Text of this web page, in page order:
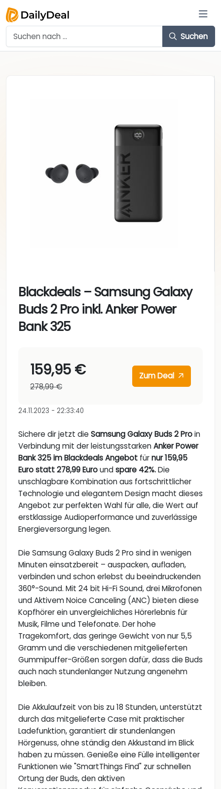
Suchen
Blackdeals – Samsung Galaxy
Buds 2 Pro inkl. Anker Power
Bank 325
159,95 €
278,99 €
Zum Deal
24.11.2023 - 22:33:40
Sichere dir jetzt die Samsung Galaxy Buds 2 Proin
Verbindung mit der leistungsstarkenAnker Power
Bank 325 im Blackdeals Angebot fürnur 159,95
Euro statt 278,99 Euroundspare 42%.Die
unschlagbare Kombination aus fortschrittlicher
Technologie und elegantem Design macht dieses
Angebot zur perfekten Wahl für alle, die Wert auf
erstklassige Audioperformance und zuverlässige
Energieversorgung legen.
Die Samsung Galaxy Buds 2 Pro sind in wenigen
Minuten einsatzbereit – auspacken, aufladen,
verbinden und schon erlebst du beeindruckenden
360°-Sound. Mit 24 bit Hi-Fi Sound, drei Mikrofonen
und Aktivem Noice Canceling (ANC) bieten diese
Kopfhörer ein unvergleichliches Hörerlebnis für
Musik, Filme und Telefonate. Der hohe
Tragekomfort, das geringe Gewicht von nur 5,5
Gramm und die verschiedenen mitgelieferten
Gummipuffer-Größen sorgen dafür, dass die Buds
auch nach stundenlanger Nutzung angenehm
bleiben.
Die Akkulaufzeit von bis zu 18 Stunden, unterstützt
durch das mitgelieferte Case mit praktischer
Ladefunktion, garantiert dir stundenlangen
Hörgenuss, ohne ständig den Akkustand im Blick
haben zu müssen. Genieße eine Fülle intelligenter
Funktionen wie "SmartThings Find" zur schnellen
Ortung der Buds, den aktiven